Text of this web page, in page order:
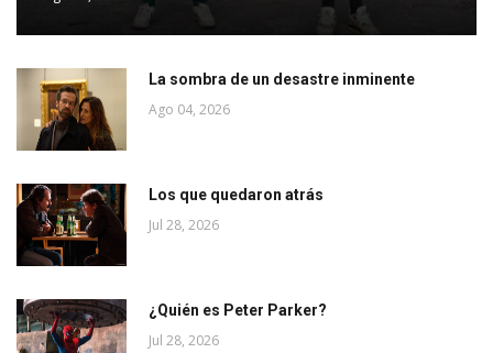
La sombra de un desastre inminente
Ago 04, 2026
Los que quedaron atrás
Jul 28, 2026
¿Quién es Peter Parker?
Jul 28, 2026